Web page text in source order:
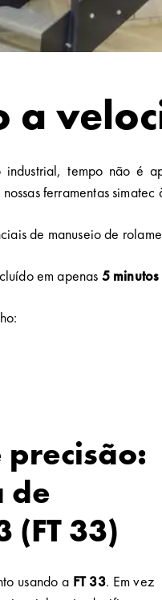
a
tempo não é
ferramentas
de manuseio de
em apenas 5
precisão:
de
(FT 33)
usando a FT 33. Em vez